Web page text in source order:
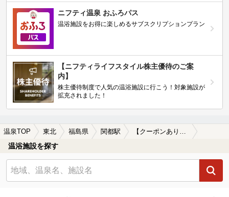
ニフティ温泉 おふろパス
温浴施設をお得に楽しめるサブスクリプションプラン
【ニフティライフスタイル株主優待のご案
内】
株主優待制度で人気の温浴施設に行こう！対象施設が
拡充されました！
温泉TOP 東北 福島県 関都駅 【クーポンあり】旅館で楽しめる関都駅近くの温泉、日帰り温泉、スーパー銭湯おすすめ
温浴施設を探す